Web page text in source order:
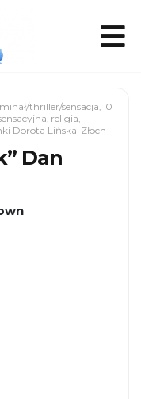
0
thriller/sensacja,
, religia,
Dorota Lińska-Złoch
Dan